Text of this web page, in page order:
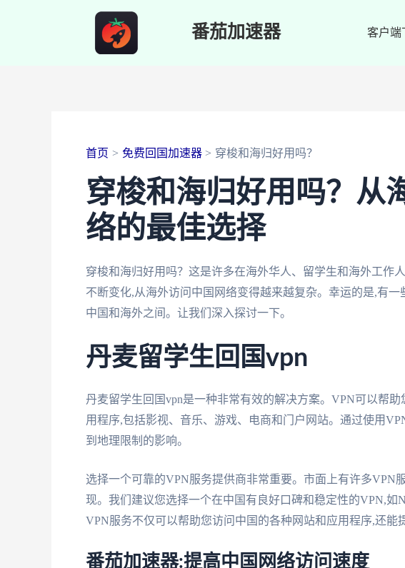
番茄加速器 客户端
首页 免费回国加速器 穿梭和海归好用吗？
穿梭和海归好用吗？从
络的最佳选择
穿梭和海归好用吗？这是许多在海外华人、留学生和海外工作
不断变化,从海外访问中国网络变得越来越复杂。幸运的是,有
中国和海外之间。让我们深入探讨一下。
丹麦留学生回国vpn
丹麦留学生回国vpn是一种非常有效的解决方案。VPN可以帮
用程序,包括影视、音乐、游戏、电商和门户网站。通过使用
到地理限制的影响。
选择一个可靠的VPN服务提供商非常重要。市面上有许多VPN
现。我们建议您选择一个在中国有良好口碑和稳定性的VPN,如
VPN服务不仅可以帮助您访问中国的各种网站和应用程序,还能
番茄加速器:提高中国网络访问速度